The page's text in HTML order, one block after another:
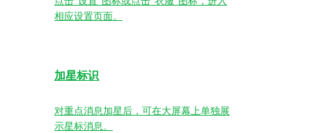
相应设置页面。
加星标识
对重点消息加星后，可在大屏幕上单独展
示星标消息。